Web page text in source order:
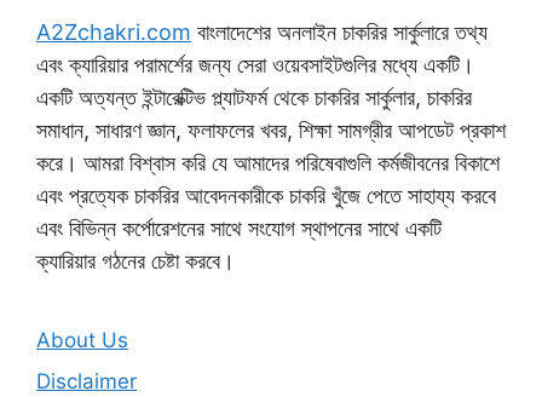
A2Zchakri.com বাংলাদেশের অনলাইন চাকরির সার্কুলারে তথ্য
এবং ক্যারিয়ার পরামর্শের জন্য সেরা ওয়েবসাইটগুলির মধ্যে একটি।
একটি অত্যন্ত ইন্টারেক্টিভ প্ল্যাটফর্ম থেকে চাকরির সার্কুলার, চাকরির
সমাধান, সাধারণ জ্ঞান, ফলাফলের খবর, শিক্ষা সামগ্রীর আপডেট প্রকাশ
করে। আমরা বিশ্বাস করি যে আমাদের পরিষেবাগুলি কর্মজীবনের বিকাশে
এবং প্রত্যেক চাকরির আবেদনকারীকে চাকরি খুঁজে পেতে সাহায্য করবে
এবং বিভিন্ন কর্পোরেশনের সাথে সংযোগ স্থাপনের সাথে একটি
ক্যারিয়ার গঠনের চেষ্টা করবে।
About Us
Disclaimer